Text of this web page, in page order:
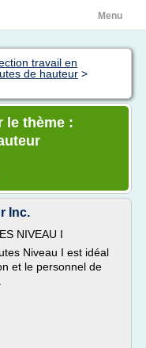
Menu
travail en
de hauteur >
le thème :
Inc.
NIVEAU I
Niveau I est idéal
et le personnel de